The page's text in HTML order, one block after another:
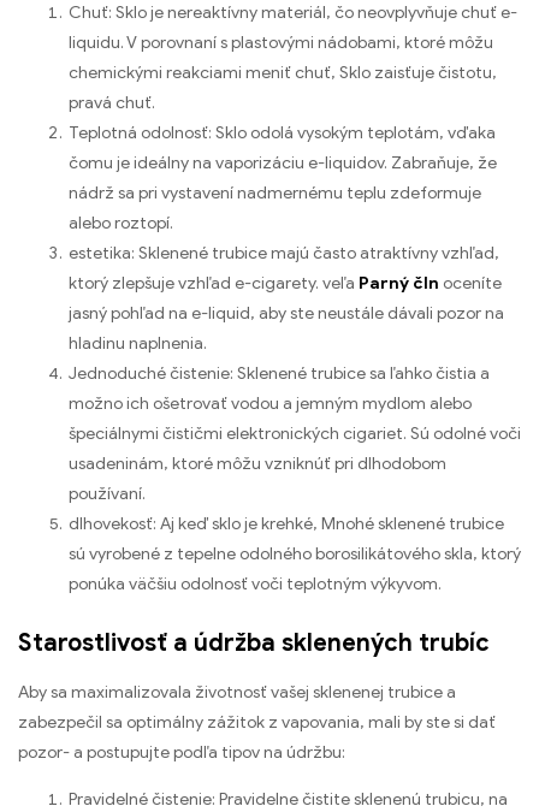
Chuť: Sklo je nereaktívny materiál, čo neovplyvňuje chuť e-
liquidu. V porovnaní s plastovými nádobami, ktoré môžu
chemickými reakciami meniť chuť, Sklo zaisťuje čistotu,
pravá chuť.
Teplotná odolnosť: Sklo odolá vysokým teplotám, vďaka
čomu je ideálny na vaporizáciu e-liquidov. Zabraňuje, že
nádrž sa pri vystavení nadmernému teplu zdeformuje
alebo roztopí.
estetika: Sklenené trubice majú často atraktívny vzhľad,
ktorý zlepšuje vzhľad e-cigarety. veľa Parný čln oceníte
jasný pohľad na e-liquid, aby ste neustále dávali pozor na
hladinu naplnenia.
Jednoduché čistenie: Sklenené trubice sa ľahko čistia a
možno ich ošetrovať vodou a jemným mydlom alebo
špeciálnymi čističmi elektronických cigariet. Sú odolné voči
usadeninám, ktoré môžu vzniknúť pri dlhodobom
používaní.
dlhovekosť: Aj keď sklo je krehké, Mnohé sklenené trubice
sú vyrobené z tepelne odolného borosilikátového skla, ktorý
ponúka väčšiu odolnosť voči teplotným výkyvom.
Starostlivosť a údržba sklenených trubíc
Aby sa maximalizovala životnosť vašej sklenenej trubice a
zabezpečil sa optimálny zážitok z vapovania, mali by ste si dať
pozor- a postupujte podľa tipov na údržbu:
Pravidelné čistenie: Pravidelne čistite sklenenú trubicu, na